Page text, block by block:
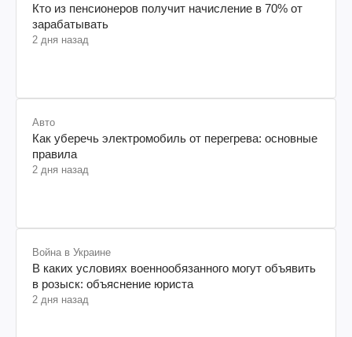
Кто из пенсионеров получит начисление в 70% от
зарабатывать
2 дня назад
Авто
Как уберечь электромобиль от перегрева: основные
правила
2 дня назад
Война в Украине
В каких условиях военнообязанного могут объявить
в розыск: объяснение юриста
2 дня назад